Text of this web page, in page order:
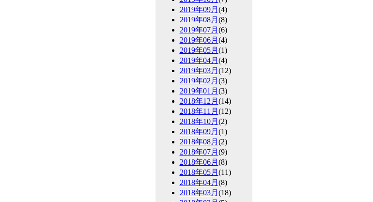
2019年09月 (4)
2019年08月 (8)
2019年07月 (6)
2019年06月 (4)
2019年05月 (1)
2019年04月 (4)
2019年03月 (12)
2019年02月 (3)
2019年01月 (3)
2018年12月 (14)
2018年11月 (12)
2018年10月 (2)
2018年09月 (1)
2018年08月 (2)
2018年07月 (9)
2018年06月 (8)
2018年05月 (11)
2018年04月 (8)
2018年03月 (18)